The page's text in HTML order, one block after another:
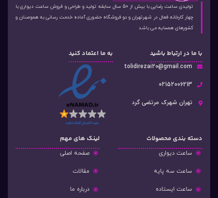
تولیدی ساعت رضایی با بیش از 50 سال سابقه تولید و طراحی و فروش ساعت دیواری با
چهار کارخانه فعال در شهرتهران و دو فروشگاه حضوری آماده خدمت رسانی به هموصنان و
کشورهای همسایه می باشد
با ما در ارتباط باشید
tolidirezai20@gmail.com
02152006213
تهران شهرک مرتضی گرد
به ما اعتماد کنید
دسته‌ بندی محصولات
ساعت دیواری
ساعت سه پایه
ساعت ایستاده
لینک های مهم
صفحه اصلی
مقالات
درباره ما